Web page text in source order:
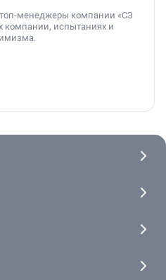
менеджеры компании «СЗ
компании, испытаниях и